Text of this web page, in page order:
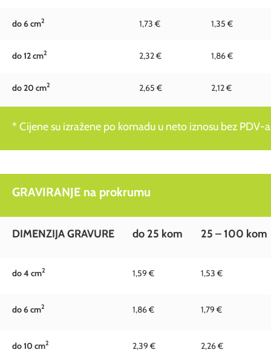
do 6 cm2 1,73 € 1,35 €
do 12 cm2 2,32 € 1,86 €
do 20 cm2 2,65 € 2,12 €
* Cijene su izražene po komadu u neto iznosu bez PDV-
GRAVIRANJE na prokrumu
DIMENZIJA GRAVURE do 25 kom 25 – 100 kom
do 4 cm2 1,59 € 1,53 €
do 6 cm2 1,86 € 1,79 €
do 10 cm2 2,39 € 2,26 €